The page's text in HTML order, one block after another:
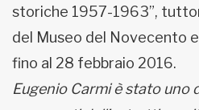
storiche 1957-1963”,
del Museo del Novecento
fino al 28 febbraio 2016.
Eugenio Carmi è stato uno